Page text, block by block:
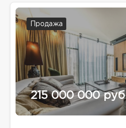
Продажа
215 000 000 руб